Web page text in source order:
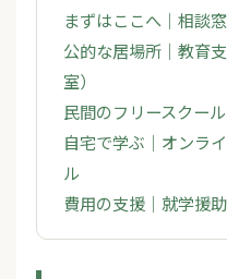
まずはここへ｜相談
公的な居場所｜教育
室）
民間のフリースクー
自宅で学ぶ｜オンラ
ル
費用の支援｜就学援